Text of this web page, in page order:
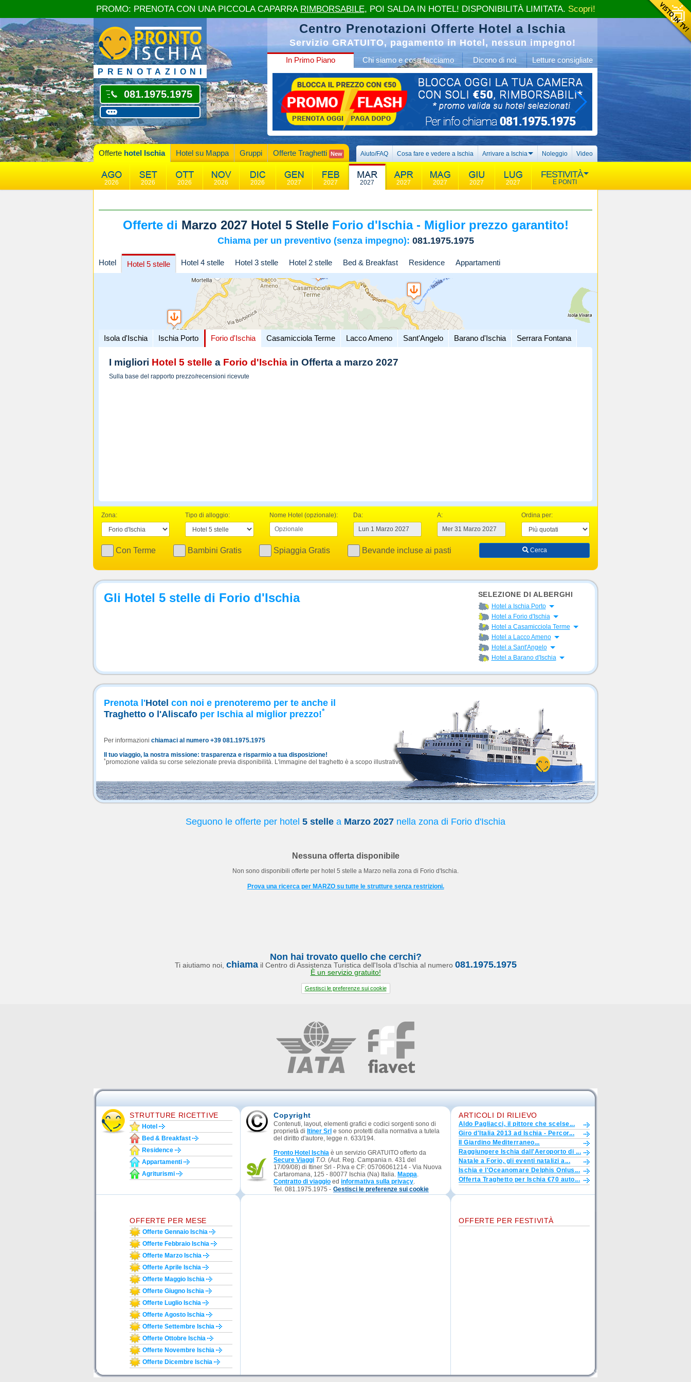
PRENOTAZIONI
081.1975.1975
Centro Prenotazioni Offerte Hotel a Ischia
Servizio GRATUITO, pagamento in Hotel, nessun impegno!
In Primo Piano Chi siamo e cosa facciamo Dicono di noi Letture consigliate
Offerte hotel Ischia Hotel su Mappa Gruppi Offerte Traghetti New Aiuto/FAQ Cosa fare e vedere a Ischia Arrivare a Ischia Noleggio Video
2026 2026 2026 2026 2026 2027 2027 2027 2027 2027 2027 2027
FESTIVITÀ
E PONTI
Offerte di Marzo 2027 Hotel 5 StelleForio d'Ischia - Miglior prezzo garantito!
Chiama per un preventivo (senza impegno): 081.1975.1975
Hotel Hotel 5 stelle Hotel 4 stelle Hotel 3 stelle Hotel 2 stelle Bed & Breakfast Residence Appartamenti
Isola d'Ischia Ischia Porto Forio d'Ischia Casamicciola Terme Lacco Ameno Sant'Angelo Barano d'Ischia Serrara Fontana
I migliori Hotel 5 stelle a Forio d'Ischia in Offerta a marzo 2027
Sulla base del rapporto prezzo/recensioni ricevute
Zona: Tipo di alloggio: Nome Hotel (opzionale): Da: A: Ordina per:
Con Terme Bambini Gratis Spiaggia Gratis Bevande incluse ai pasti Cerca
Gli Hotel 5 stelle di Forio d'Ischia SELEZIONE DI ALBERGHI
Hotel a Ischia Porto Apri menu
Hotel a Forio d'Ischia Apri menu
Hotel a Casamicciola Terme Apri menu
Hotel a Lacco Ameno Apri menu
Hotel a Sant'Angelo Apri menu
Hotel a Barano d'Ischia Apri menu
Prenota l'Hotel con noi e prenoteremo per te anche il
Traghetto o l'Aliscafo per Ischia al miglior prezzo!*
Per informazioni chiamaci al numero +39 081.1975.1975
Il tuo viaggio, la nostra missione: trasparenza e risparmio a tua disposizione!
*promozione valida su corse selezionate previa disponibilità. L'immagine del traghetto è a scopo illustrativo.
Seguono le offerte per hotel 5 stelle a Marzo 2027 nella zona di Forio d'Ischia
Nessuna offerta disponibile
Non sono disponibili offerte per hotel 5 stelle a Marzo nella zona di Forio d'Ischia.
Prova una ricerca per MARZO su tutte le strutture senza restrizioni.
Non hai trovato quello che cerchi?
Ti aiutiamo noi, chiamail Centro di Assistenza Turistica dell'Isola d'Ischia al numero 081.1975.1975
È un servizio gratuito!
Gestisci le preferenze sui cookie
STRUTTURE RICETTIVE
Hotel
Bed & Breakfast
Residence
Appartamenti
Agriturismi
Copyright
Contenuti, layout, elementi grafici e codici sorgenti sono di
proprietà di Itiner Srl e sono protetti dalla normativa a tutela
del diritto d'autore, legge n. 633/194.
Pronto Hotel Ischia è un servizio GRATUITO offerto da
Secure Viaggi T.O. (Aut. Reg. Campania n. 431 del
17/09/08) di Itiner Srl - P.Iva e CF: 05706061214 - Via Nuova
Cartaromana, 125 - 80077 Ischia (Na) Italia. Mappa.
Contratto di viaggio ed informativa sulla privacy.
Tel. 081.1975.1975 - Gestisci le preferenze sui cookie
ARTICOLI DI RILIEVO
Aldo Pagliacci, il pittore che scelse...
Giro d'Italia 2013 ad Ischia - Percor...
Il Giardino Mediterraneo...
Raggiungere Ischia dall'Aeroporto di ...
Natale a Forio, gli eventi natalizi a...
Ischia e l'Oceanomare Delphis Onlus...
Offerta Traghetto per Ischia €70 auto...
OFFERTE PER MESE
Offerte Gennaio Ischia
Offerte Febbraio Ischia
Offerte Marzo Ischia
Offerte Aprile Ischia
Offerte Maggio Ischia
Offerte Giugno Ischia
Offerte Luglio Ischia
Offerte Agosto Ischia
Offerte Settembre Ischia
Offerte Ottobre Ischia
Offerte Novembre Ischia
Offerte Dicembre Ischia
OFFERTE PER FESTIVITÀ
PROMO: PRENOTA CON UNA PICCOLA CAPARRA RIMBORSABILE, POI SALDA IN HOTEL! DISPONIBILITÀ LIMITATA. Scopri!